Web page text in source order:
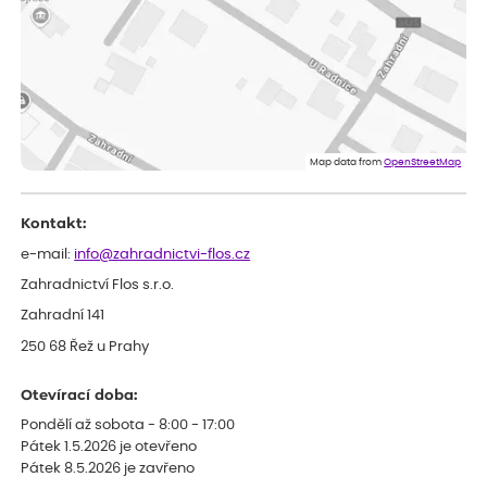
velice dobře prospívají
Jarda
Dobrý den, byli jsme spokojeni
Eshop, objednání bylo v pořádku, žádný problém. Jen jsem byla
smutná z dodávky jedné kytky, která nebyla v nejlepší kondici a i
Map data fromOpenStreetMap
Kontakt:
e-mail: info@zahradnictvi-flos.cz
Zahradnictví Flos s.r.o.
Zahradní 141
250 68 Řež u Prahy
Otevírací doba:
Pondělí až sobota - 8:00 - 17:00
Pátek 1.5.2026 je otevřeno
Pátek 8.5.2026 je zavřeno